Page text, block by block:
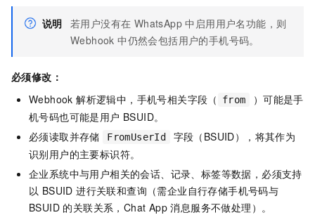
说明 若用户没有在 WhatsApp 中启用用户名功能，则
Webhook 中仍然会包括用户的手机号码。
必须修改：
Webhook 解析逻辑中，手机号相关字段（
from
）可能是手
机号码也可能是用户 BSUID。
必须读取并存储
FromUserId
字段（BSUID），将其作为
识别用户的主要标识符。
企业系统中与用户相关的会话、记录、标签等数据，必须支持
以 BSUID 进行关联和查询（需企业自行存储手机号码与
BSUID 的关联关系，Chat App 消息服务不做处理）。